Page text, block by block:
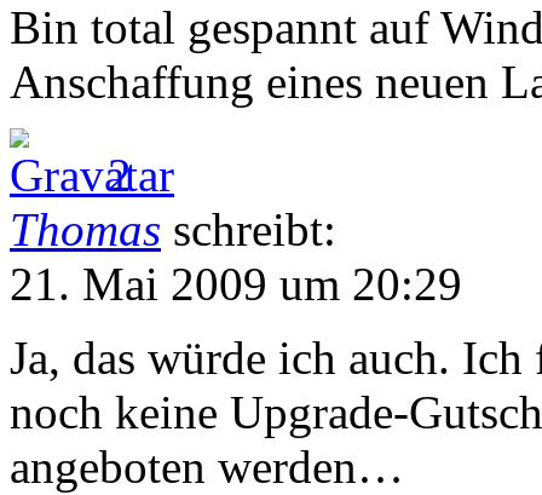
Bin total gespannt auf
Anschaffung eines neuen
2
Thomas schreibt:
21. Mai 2009 um 20:29
Ja, das würde ich auch.
noch keine Upgrade-
angeboten werden…